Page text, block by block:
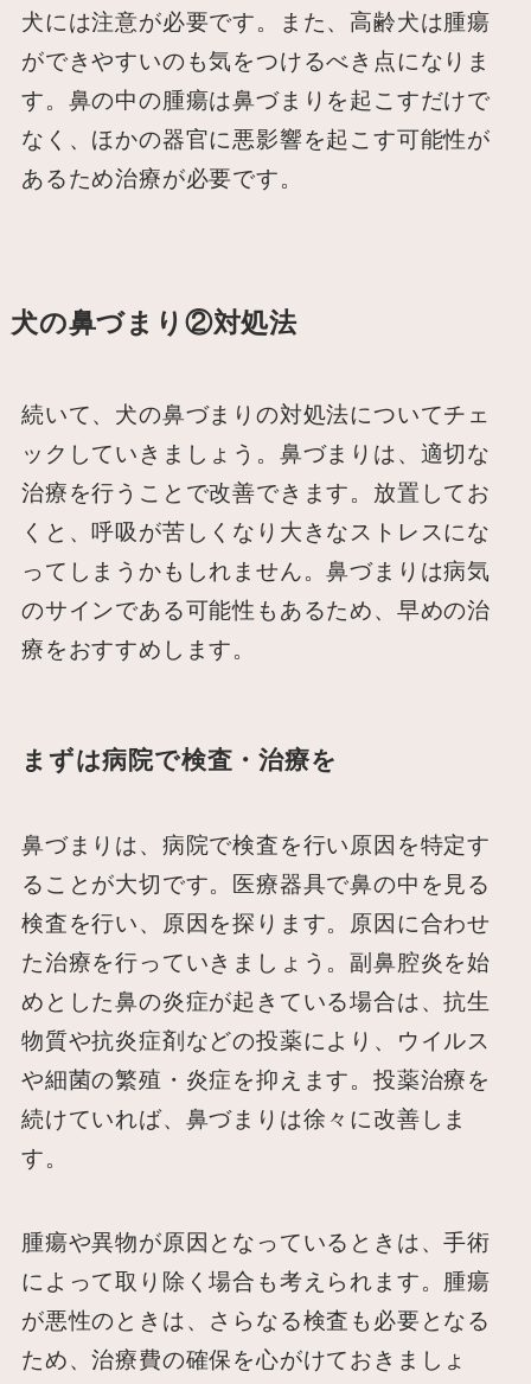
犬には注意が必要です。また、高齢犬は腫瘍
ができやすいのも気をつけるべき点になりま
す。鼻の中の腫瘍は鼻づまりを起こすだけで
なく、ほかの器官に悪影響を起こす可能性が
あるため治療が必要です。
犬の鼻づまり②対処法
続いて、犬の鼻づまりの対処法についてチェ
ックしていきましょう。鼻づまりは、適切な
治療を行うことで改善できます。放置してお
くと、呼吸が苦しくなり大きなストレスにな
ってしまうかもしれません。鼻づまりは病気
のサインである可能性もあるため、早めの治
療をおすすめします。
まずは病院で検査・治療を
鼻づまりは、病院で検査を行い原因を特定す
ることが大切です。医療器具で鼻の中を見る
検査を行い、原因を探ります。原因に合わせ
た治療を行っていきましょう。副鼻腔炎を始
めとした鼻の炎症が起きている場合は、抗生
物質や抗炎症剤などの投薬により、ウイルス
や細菌の繁殖・炎症を抑えます。投薬治療を
続けていれば、鼻づまりは徐々に改善しま
す。
腫瘍や異物が原因となっているときは、手術
によって取り除く場合も考えられます。腫瘍
が悪性のときは、さらなる検査も必要となる
ため、治療費の確保を心がけておきましょ